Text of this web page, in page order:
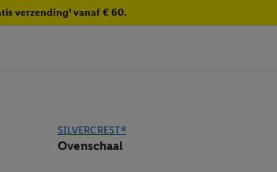
verzending¹ vanaf € 60.
SILVERCREST®
Ovenschaal